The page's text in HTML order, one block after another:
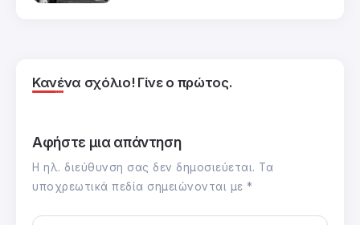
Κανένα σχόλιο! Γίνε ο πρώτος.
Αφήστε μια απάντηση
Η ηλ. διεύθυνση σας δεν δημοσιεύεται. Τα
υποχρεωτικά πεδία σημειώνονται με *